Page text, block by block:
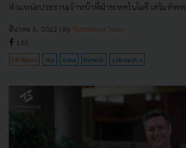
ตำแหน่งประธานเจ้าหน้าที่ฝ่ายเทคโนโลยี เสริมทัพท...
มีนาคม 8, 2022 | By Techsauce Team
185
PR News cto scbx fintech scb-tech-x